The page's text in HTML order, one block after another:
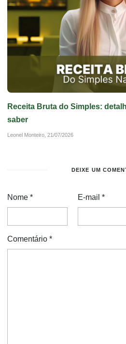
Receita Bruta do Simples:
saber
Leonel Monteiro, 21/07/2026
DEIXE UM
Nome * E-mail*
Comentário *